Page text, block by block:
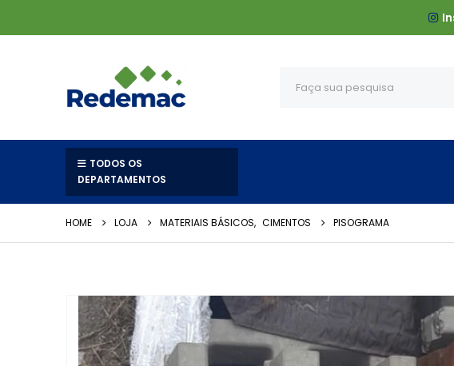
TODOS OS
DEPARTAMENTOS
HOME LOJA MATERIAIS BÁSICOS, CIMENTOS PISOGRAMA